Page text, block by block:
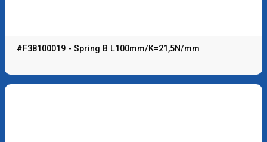
#F38100019 - Spring B L100mm/K=21,5N/mm